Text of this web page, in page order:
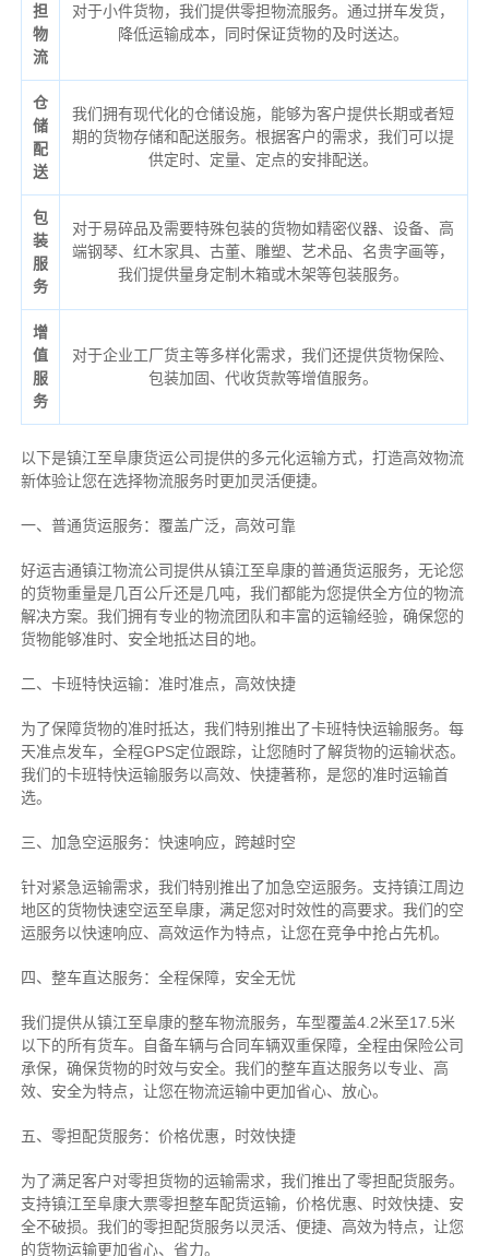
担
物
流
对于小件货物，我们提供零担物流服务。通过拼车发货，
降低运输成本，同时保证货物的及时送达。
仓
储
配
送
我们拥有现代化的仓储设施，能够为客户提供长期或者短
期的货物存储和配送服务。根据客户的需求，我们可以提
供定时、定量、定点的安排配送。
包
装
服
务
对于易碎品及需要特殊包装的货物如精密仪器、设备、高
端钢琴、红木家具、古董、雕塑、艺术品、名贵字画等，
我们提供量身定制木箱或木架等包装服务。
增
值
服
务
对于企业工厂货主等多样化需求，我们还提供货物保险、
包装加固、代收货款等增值服务。
以下是镇江至阜康货运公司提供的多元化运输方式，打造高效物流
新体验让您在选择物流服务时更加灵活便捷。
一、普通货运服务：覆盖广泛，高效可靠
好运吉通镇江物流公司提供从镇江至阜康的普通货运服务，无论您
的货物重量是几百公斤还是几吨，我们都能为您提供全方位的物流
解决方案。我们拥有专业的物流团队和丰富的运输经验，确保您的
货物能够准时、安全地抵达目的地。
二、卡班特快运输：准时准点，高效快捷
为了保障货物的准时抵达，我们特别推出了卡班特快运输服务。每
天准点发车，全程GPS定位跟踪，让您随时了解货物的运输状态。
我们的卡班特快运输服务以高效、快捷著称，是您的准时运输首
选。
三、加急空运服务：快速响应，跨越时空
针对紧急运输需求，我们特别推出了加急空运服务。支持镇江周边
地区的货物快速空运至阜康，满足您对时效性的高要求。我们的空
运服务以快速响应、高效运作为特点，让您在竞争中抢占先机。
四、整车直达服务：全程保障，安全无忧
我们提供从镇江至阜康的整车物流服务，车型覆盖4.2米至17.5米
以下的所有货车。自备车辆与合同车辆双重保障，全程由保险公司
承保，确保货物的时效与安全。我们的整车直达服务以专业、高
效、安全为特点，让您在物流运输中更加省心、放心。
五、零担配货服务：价格优惠，时效快捷
为了满足客户对零担货物的运输需求，我们推出了零担配货服务。
支持镇江至阜康大票零担整车配货运输，价格优惠、时效快捷、安
全不破损。我们的零担配货服务以灵活、便捷、高效为特点，让您
的货物运输更加省心、省力。